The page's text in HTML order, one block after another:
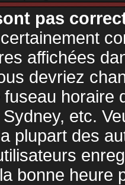
pas
affichées
devriez
horaire
etc.
plupart des
bonne heure